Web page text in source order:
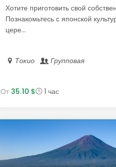
Хотите приготовить свой
Познакомьтесь с японской
цере...
Токио Групповая
От 35.10 $ 1 час